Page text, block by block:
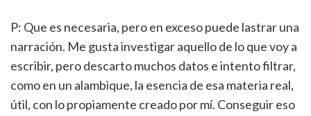
P: Que es necesaria, pero en exceso puede lastrar una
narración. Me gusta investigar aquello de lo que voy a
escribir, pero descarto muchos datos e intento filtrar,
como en un alambique, la esencia de esa materia real,
útil, con lo propiamente creado por mí. Conseguir eso